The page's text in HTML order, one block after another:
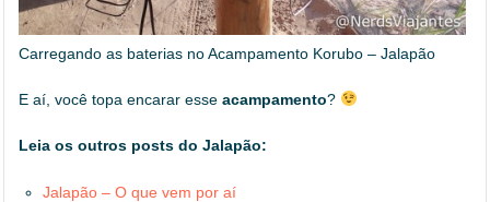
Carregando as baterias no Acampamento Korubo – Jalapão
E aí, você topa encarar esseacampamento?
Leia os outros posts do Jalapão:
Jalapão – O que vem por aí